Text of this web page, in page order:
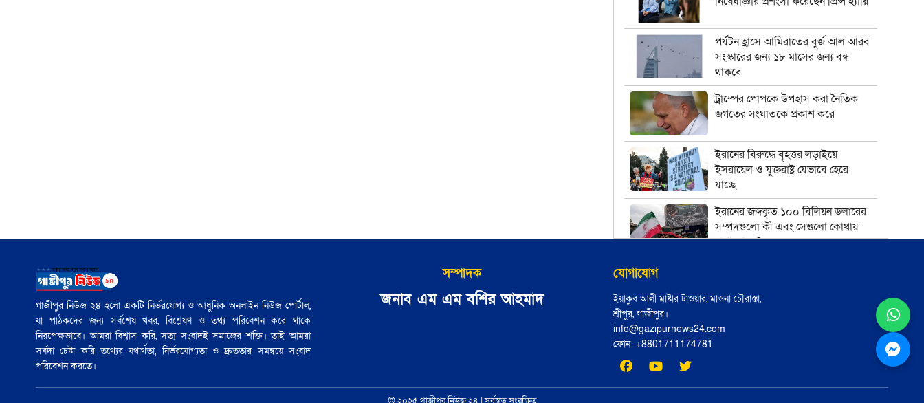
পর্যটন হ্রাসে আমিরাতের বুর্জ আল আরব
সংস্কারের জন্য ১৮ মাসের জন্য বন্ধ
থাকবে
ট্রাম্পের পোপকে উপহাস করা নৈতিক
জগতের সংঘাতকে প্রকাশ করে
ইরানের বিরুদ্ধে বৃহত্তর লড়াইয়ে
ইসরায়েল ও যুক্তরাষ্ট্র যেভাবে হেরে
যাচ্ছে
ইরানের জব্দকৃত ১০০ বিলিয়ন ডলারের
সম্পদগুলো কী এবং সেগুলো কোথায়
রাখা আছে?
যে সংস্কৃতি লোকশিল্পকে উদযাপন করে,
গাজীপুর নিউজ ২৪ হলো একটি নির্ভরযোগ্য ও আধুনিক অনলাইন নিউজ পোর্টাল,
যা পাঠকদের জন্য সর্বশেষ খবর, বিশ্লেষণ ও তথ্য পরিবেশন করে থাকে
নিরপেক্ষভাবে। আমরা বিশ্বাস করি, সত্য সংবাদই সমাজের শক্তি। তাই আমরা
সর্বদা চেষ্টা করি তথ্যের যথার্থতা, নির্ভরযোগ্যতা ও দ্রুততার সমন্বয়ে সংবাদ
পরিবেশন করতে।
সম্পাদক
জনাব এম এম বশির আহমাদ
যোগাযোগ
ইয়াকুব আলী মাষ্টার টাওয়ার, মাওনা চৌরাস্তা,
শ্রীপুর, গাজীপুর।
info@gazipurnews24.com
ফোন: ‪+8801711174781‬